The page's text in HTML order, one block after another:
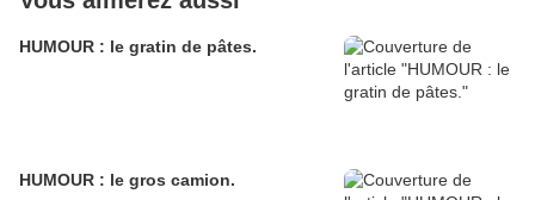
HUMOUR : le gratin de pâtes.
HUMOUR : le gros camion.